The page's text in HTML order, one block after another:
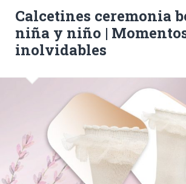
Calcetines ceremonia
niña y niño |
inolvidables